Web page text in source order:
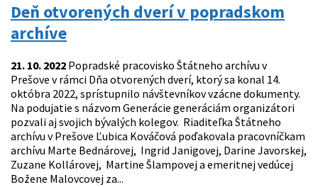
Deň otvorených dverí v popradskom
archíve
21. 10. 2022 Popradské pracovisko Štátneho archívu v
Prešove v rámci Dňa otvorených dverí, ktorý sa konal 14.
októbra 2022, sprístupnilo návštevníkov vzácne dokumenty.
Na podujatie s názvom Generácie generáciám organizátori
pozvali aj svojich bývalých kolegov. Riaditeľka Štátneho
archívu v Prešove Ľubica Kováčová poďakovala pracovníčkam
archívu Marte Bednárovej, Ingrid Janigovej, Darine Javorskej,
Zuzane Kollárovej, Martine Šlampovej a emeritnej vedúcej
Božene Malovcovej za...